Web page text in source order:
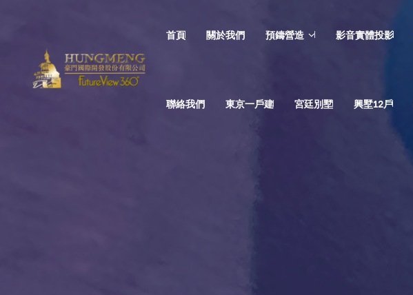
首頁 關於我們 預鑄營造 影音實體投影
聯絡我們 東京一戶建 宮廷別墅 興墅12戶